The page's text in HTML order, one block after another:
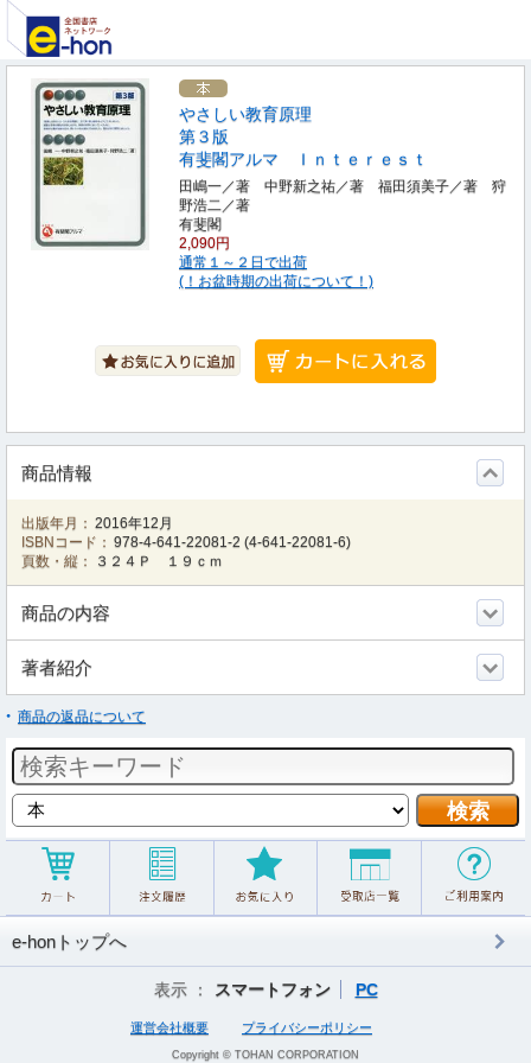
やさしい教育原理
第３版
有斐閣アルマ Ｉｎｔｅｒｅｓｔ
田嶋一／著 中野新之祐／著 福田須美子／著 狩
野浩二／著
有斐閣
2,090円
通常１～２日で出荷
(！お盆時期の出荷について！)
商品情報
出版年月： 2016年12月
ISBNコード： 978-4-641-22081-2 (4-641-22081-6)
頁数・縦：
３２４Ｐ １９ｃｍ
商品の内容
著者紹介
商品の返品について
e-honトップへ
表示 ： スマートフォン PC
運営会社概要 プライバシーポリシー
Copyright © TOHAN CORPORATION